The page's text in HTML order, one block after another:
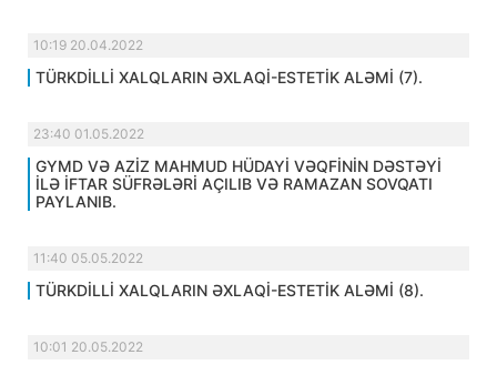
10:19 20.04.2022
TÜRKDİLLİ XALQLARIN ƏXLAQİ-ESTETİK ALƏMİ (7).
23:40 01.05.2022
GYMD VƏ AZİZ MAHMUD HÜDAYİ VƏQFİNİN DƏSTƏYİ
İLƏ İFTAR SÜFRƏLƏRİ AÇILIB VƏ RAMAZAN SOVQATI
PAYLANIB.
11:40 05.05.2022
TÜRKDİLLİ XALQLARIN ƏXLAQİ-ESTETİK ALƏMİ (8).
10:01 20.05.2022